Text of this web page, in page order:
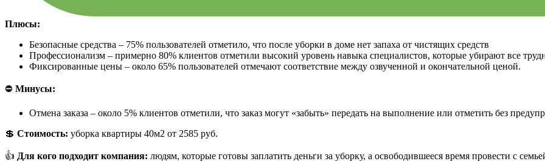
Плюсы:
Безопасные средства – 75% пользователей отметило, что после уборки в доме нет запаха от чистящих средств
Профессионализм – примерно 80% клиентов отметили высокий уровень навыка специалистов, которые убирают все
Фиксированные цены – около 65% пользователей отмечают соответствие между озвученной и окончательной ценой.
⛔ Минусы:
Отмена заказа – около 5% клиентов отметили, что заказ могут «забыть» передать на выполнение или отметить без
💲 Стоимость: уборка квартиры 40м2 от 2585 руб.
👍 Для кого подходит компания: людям, которые готовы заплатить деньги за уборку, а освободившееся время провести с